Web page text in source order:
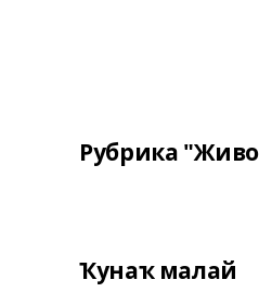
Рубрика
Ҡунаҡ малай